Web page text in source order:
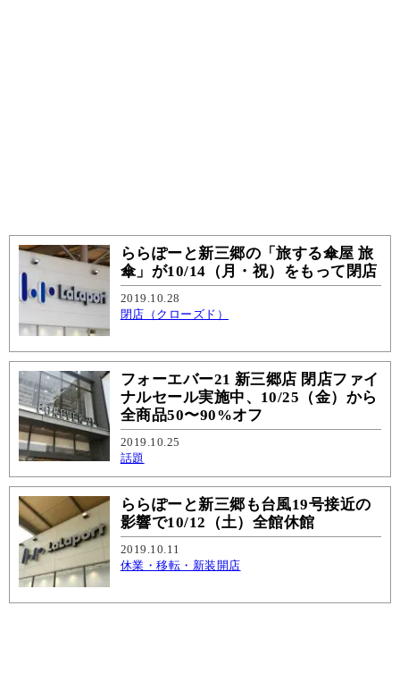
ららぽーと新三郷の「旅する傘屋 旅
傘」が10/14（月・祝）をもって閉店
2019.10.28
閉店（クローズド）
フォーエバー21 新三郷店 閉店ファイ
ナルセール実施中、10/25（金）から
全商品50〜90%オフ
2019.10.25
話題
ららぽーと新三郷も台風19号接近の
影響で10/12（土）全館休館
2019.10.11
休業・移転・新装開店